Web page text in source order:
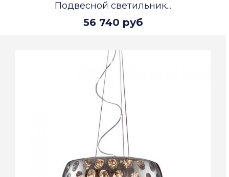
Подвесной светильник...
56 740 руб